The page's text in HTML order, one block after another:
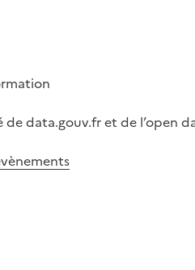
de data.gouv.fr et de l’open